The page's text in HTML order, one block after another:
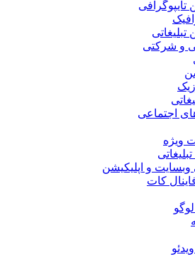
تایپوگرافی
تبلیغاتی
و شرکتی
اجتماعی
ویژه
و اپلیکیشن
کات